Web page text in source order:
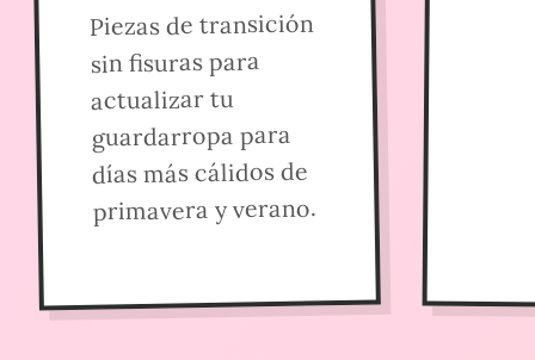
Piezas de transición
sin fisuras para
actualizar tu
guardarropa para
días más cálidos de
primavera y verano.